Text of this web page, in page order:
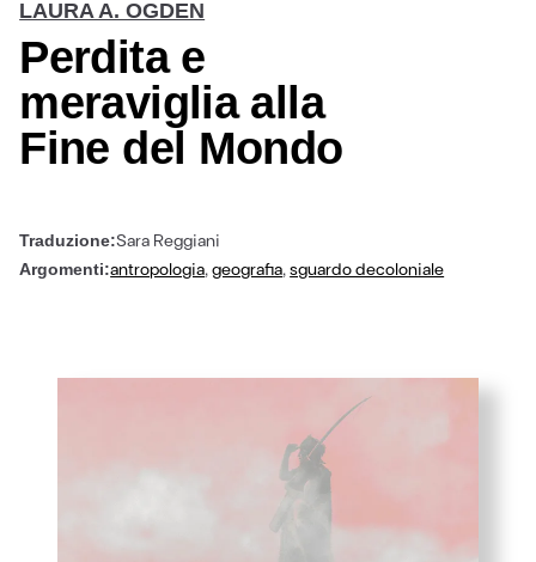
LAURA A. OGDEN
Perdita e
meraviglia alla
Fine del Mondo
Traduzione:Sara Reggiani
Argomenti:antropologia,geografia,sguardo decoloniale